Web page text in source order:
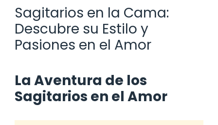
Sagitarios en la Cama:
Descubre su Estilo y
Pasiones en el Amor
La Aventura de los
Sagitarios en el Amor